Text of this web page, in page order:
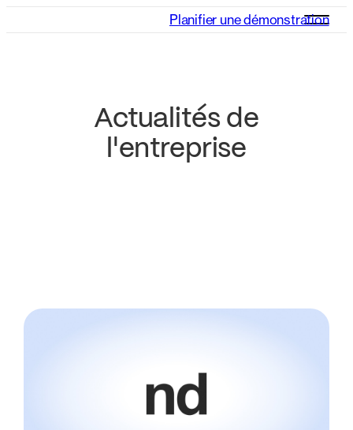
Planifier une démonstration
Actualités de
l'entreprise